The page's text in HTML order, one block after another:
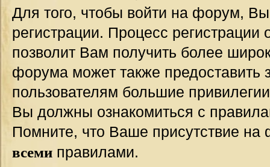
Для того, чтобы войти на форум,
регистрации. Процесс регистрации
позволит Вам получить более
форума может также предоставить
пользователям большие
Вы должны ознакомиться с
Помните, что Ваше присутствие на
всеми правилами.